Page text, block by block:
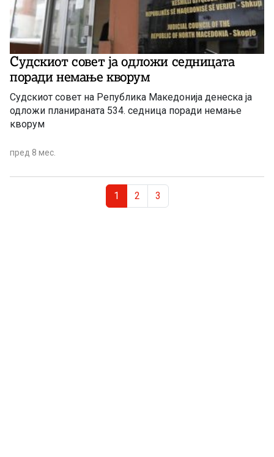
Судскиот совет ја одложи седницата
поради немање кворум
Судскиот совет на Република Македонија денеска ја
одложи планираната 534. седница поради немање
кворум
пред 8 мес.
Current Page
1 Page
2 Page
3